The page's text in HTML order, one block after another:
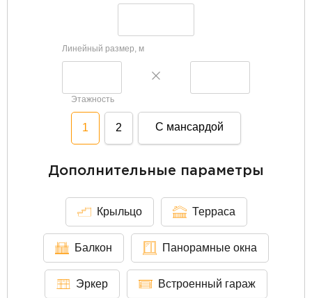
Линейный размер, м
Этажность
1 2 С мансардой
Дополнительные параметры
Крыльцо Терраса
Балкон Панорамные окна
Эркер Встроенный гараж